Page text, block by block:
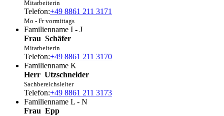
Mitarbeiterin
Telefon:+49 8861 211 3171
Mo - Fr vormittags
Familienname I - J
Frau Schäfer
Mitarbeiterin
Telefon:+49 8861 211 3170
Familienname K
Herr Utzschneider
Sachbereichsleiter
Telefon:+49 8861 211 3173
Familienname L - N
Frau Epp